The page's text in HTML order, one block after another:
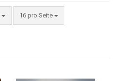
16 pro Seite